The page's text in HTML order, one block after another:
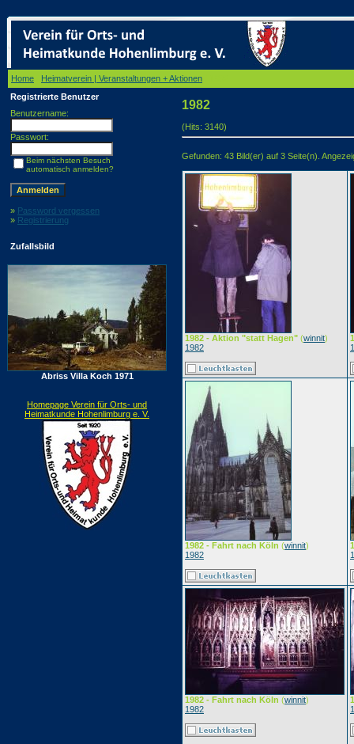
Home Heimatverein | Veranstaltungen + Aktionen
Registrierte Benutzer
Benutzername:
Passwort:
Beim nächsten Besuch
automatisch anmelden?
» Password vergessen
» Registrierung
Zufallsbild
Abriss Villa Koch 1971
Homepage Verein für Orts- und
Heimatkunde Hohenlimburg e. V.
1982
(Hits: 3140)
Gefunden: 43 Bild(er) auf 3 Seite(n).
1982 - Aktion "statt Hagen" (winnit)
1982
1982 - Fahrt nach Köln (winnit)
1982
1982 - Fahrt nach Köln (winnit)
1982